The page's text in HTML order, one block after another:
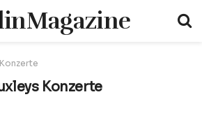
Konzerte